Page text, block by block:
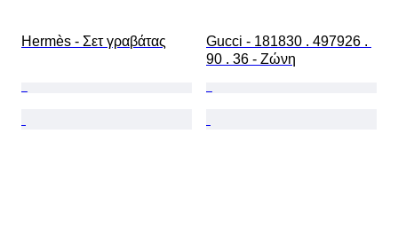
Hermès - Σετ γραβάτας
Gucci - 181830 . 497926 .
90 . 36 - Ζώνη